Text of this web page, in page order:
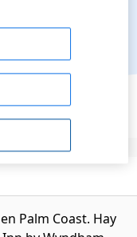
Palm Coast. Hay